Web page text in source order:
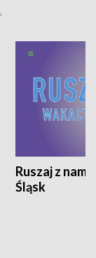
Ruszaj z
Śląsk